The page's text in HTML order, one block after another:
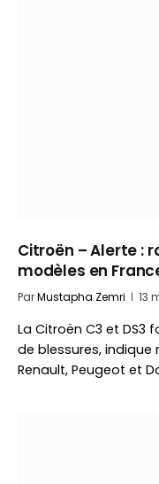
Citroën – Alerte :
modèles en
ParMustapha Zemri 13
La Citroën C3 et DS3
de blessures, indique
Renault, Peugeot et